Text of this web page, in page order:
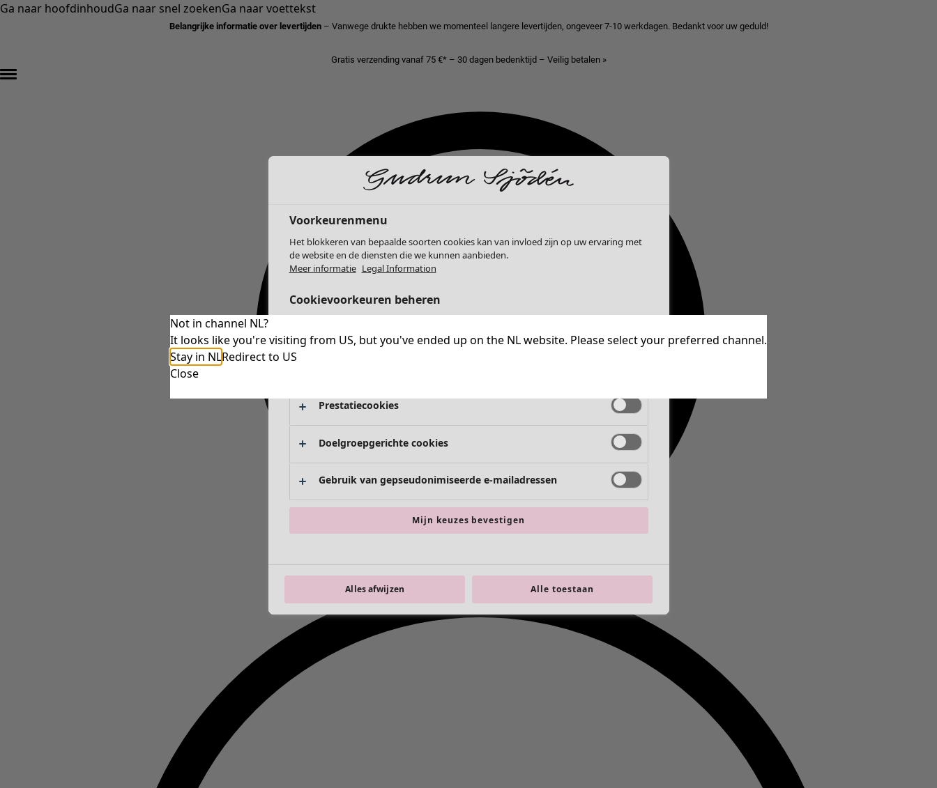
Ga naar hoofdinhoudGa naar snel zoekenGa naar voettekst
Belangrijke informatie over levertijden – Vanwege drukte hebben we momenteel langere levertijden, ongeveer 7-10 werkdagen. Bedankt voor uw geduld!
Gratis verzending vanaf 75 €* – 30 dagen bedenktijd – Veilig betalen »
Not in channel NL?
It looks like you're visiting from US, but you've ended up on the NL website. Please select your preferred channel.
Stay in NLRedirect to US
Close
Voorkeurenmenu
Het blokkeren van bepaalde soorten cookies kan van invloed zijn op uw ervaring met
de website en de diensten die we kunnen aanbieden.
Meer informatie Legal Information
Cookievoorkeuren beheren
Strikt noodzakelijke cookies Altijd actief
Prestatiecookies
Doelgroepgerichte cookies
Gebruik van gepseudonimiseerde e-mailadressen
Mijn keuzes bevestigen
Alles afwijzen Alle toestaan